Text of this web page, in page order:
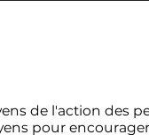
de l'action des
pour